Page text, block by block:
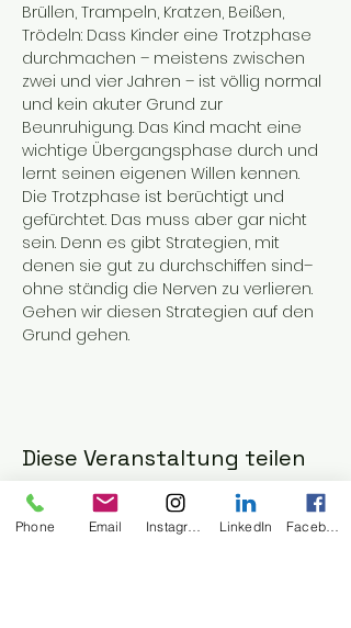
Brüllen, Trampeln, Kratzen, Beißen,
Trödeln: Dass Kinder eine Trotzphase
durchmachen – meistens zwischen
zwei und vier Jahren – ist völlig normal
und kein akuter Grund zur
Beunruhigung. Das Kind macht eine
wichtige Übergangsphase durch und
lernt seinen eigenen Willen kennen.
Die Trotzphase ist berüchtigt und
gefürchtet. Das muss aber gar nicht
sein. Denn es gibt Strategien, mit
denen sie gut zu durchschiffen sind–
ohne ständig die Nerven zu verlieren.
Gehen wir diesen Strategien auf den
Grund gehen.
Diese Veranstaltung teilen
Phone Email LinkedIn